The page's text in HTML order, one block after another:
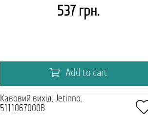
537 грн.
Add to cart
Кавовий вихід, Jetinno,
5111067000B